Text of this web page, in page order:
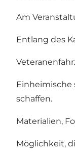
Am
Entlang des
Einheimische
schaffen.
Materialien,
Möglichkeit,